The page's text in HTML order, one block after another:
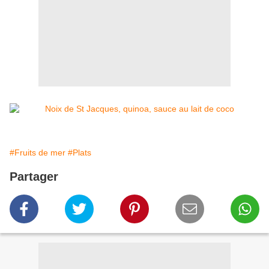
#Fruits de mer #Plats
Partager